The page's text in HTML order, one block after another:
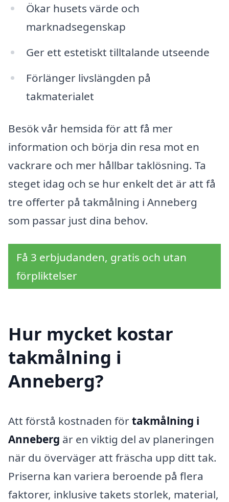
Ökar husets värde och
marknadsegenskap
Ger ett estetiskt tilltalande utseende
Förlänger livslängden på
takmaterialet
Besök vår hemsida för att få mer
information och börja din resa mot en
vackrare och mer hållbar taklösning. Ta
steget idag och se hur enkelt det är att få
tre offerter på takmålning i Anneberg
som passar just dina behov.
Få 3 erbjudanden, gratis och utan
förpliktelser
Hur mycket kostar
takmålning i
Anneberg?
Att förstå kostnaden förtakmålning i
Anneberg är en viktig del av planeringen
när du överväger att fräscha upp ditt tak.
Priserna kan variera beroende på flera
faktorer, inklusive takets storlek, material,